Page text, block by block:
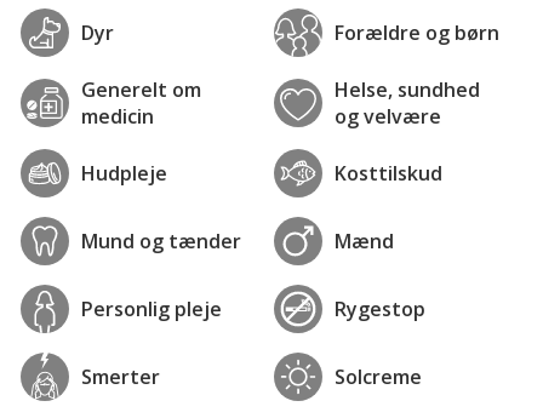
Dyr Forældre og børn
Generelt om
medicin
Helse, sundhed
og velvære
Hudpleje Kosttilskud
Mund og tænder Mænd
Personlig pleje Rygestop
Smerter Solcreme